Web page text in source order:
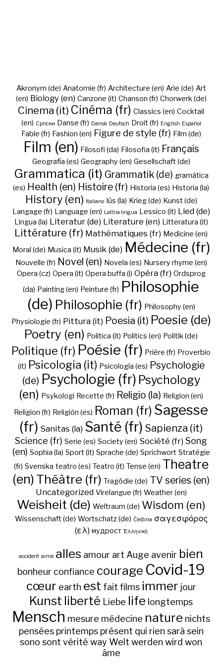
Akronym (de) Anatomie (fr) Architecture (en) Arie (de) Art
(en) Biology (en) Canzone (it) Chanson (fr) Chorwerk (de)
Cinema (it) Cinéma (fr) Classics (en) Cocktail
(en) Cрпски Danse (fr) Dansk Deutsch Droit (fr) English Español
Fable (fr) Fashion (en) Figure de style (fr) Film (de)
Film (en) Filosofi (da) Filosofia (it) Français
Geografía (es) Geography (en) Gesellschaft (de)
Grammatica (it) Grammatik (de) gramática
(es) Health (en) Histoire (fr) Historia (es) Historia (la)
History (en) Italiano Iūs (la) Krieg (de) Kunst (de)
Langage (fr) Language (en) Latīna lingua Lessico (it) Lied (de)
Lingua (la) Literatur (de) Literature (en) Litteratura (it)
Littérature (fr) Mathématiques (fr) Medicine (en)
Moral (de) Musica (it) Musik (de) Médecine (fr)
Nouvelle (fr) Novel (en) Novela (es) Nursery rhyme (en)
Opera (cz) Opera (it) Opera buffa (i) Opéra (fr) Ordsprog
(da) Painting (en) Peinture (fr) Philosophie
(de) Philosophie (fr) Philosophy (en)
Physiologie (fr) Pittura (it) Poesia (it) Poesie (de)
Poetry (en) Politica (it) Politics (en) Politik (de)
Politique (fr) Poésie (fr) Prière (fr) Proverbio
(it) Psicologia (it) Psicología (es) Psychologie
(de) Psychologie (fr) Psychology
(en) Psykologi Recette (fr) Religio (la) Religion (en)
Religion (fr) Religión (es) Roman (fr) Sagesse
(fr) Sanitas (la) Santé (fr) Sapienza (it)
Science (fr) Serie (es) Society (en) Société (fr) Song
(en) Sophia (la) Sport (it) Sprache (de) Sprichwort Stratégie
(fr) Svenska teatro (es) Teatro (it) Tense (en) Theatre
(en) Théâtre (fr) Tragödie (de) TV series (en)
Uncategorized Virelangue (fr) Weather (en)
Weisheit (de) Weltraum (de) Wisdom (en)
Wissenschaft (de) Wortschatz (de) Čeština σαγεσφόρος
(ελ) мудрост Ἑλληνική
accident aime alles amour art Auge avenir bien
bonheur confiance courage Covid-19
cœur earth est fait films immer jour
Kunst liberté Liebe life longtemps
Mensch mesure médecine nature nichts
pensées printemps présent qui rien sarà sein
sono sont vérité way Welt werden wird won
âme